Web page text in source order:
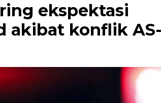
ekspektasi
akibat konflik